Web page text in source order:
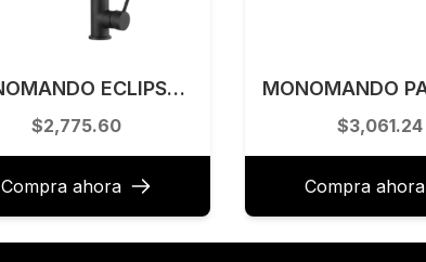
MONOMANDO ECLIPSE PARA COCINA EA-63 NEGRO ECLIPSEEA63NG
$2,775.60
Compra ahora
$3,061.24
Compra ahora